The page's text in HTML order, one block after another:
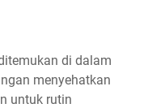
di dalam
menyehatkan
untuk rutin